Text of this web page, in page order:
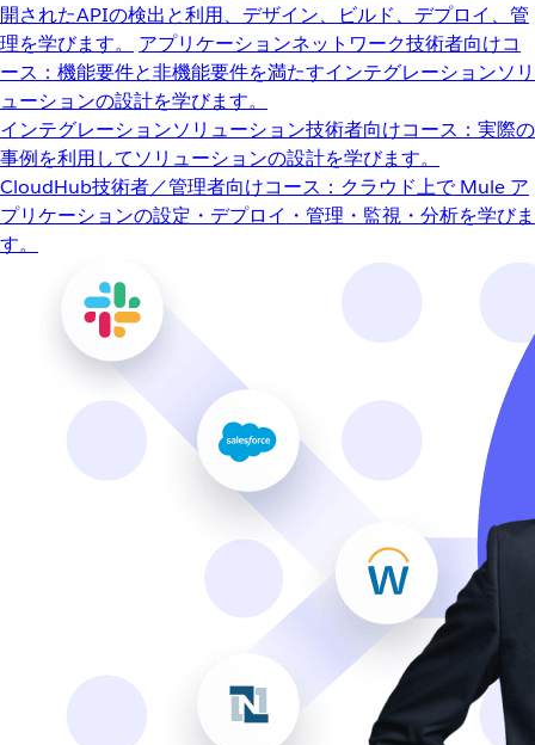
開されたAPIの検出と利用、デザイン、ビルド、デプロイ、管
理を学びます。
アプリケーションネットワーク技術者向けコ
ース：機能要件と非機能要件を満たすインテグレーションソリ
ューションの設計を学びます。
インテグレーションソリューション技術者向けコース：実際の
事例を利用してソリューションの設計を学びます。
CloudHub技術者／管理者向けコース：クラウド上で Mule ア
プリケーションの設定・デプロイ・管理・監視・分析を学びま
す。